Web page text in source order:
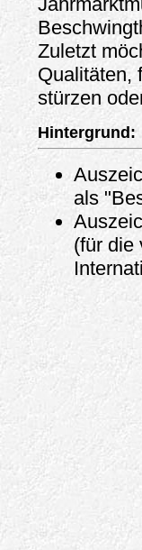
Zuletzt
Qualitäten,
stürzen
Hintergrund:
als
(für die